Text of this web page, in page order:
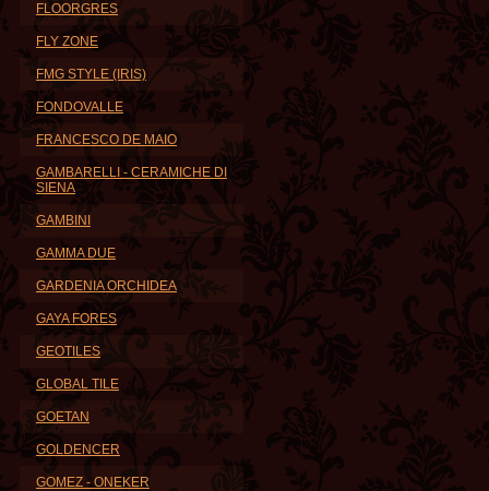
FLOORGRES
FLY ZONE
FMG STYLE (IRIS)
FONDOVALLE
FRANCESCO DE MAIO
GAMBARELLI - CERAMICHE DI
SIENA
GAMBINI
GAMMA DUE
GARDENIA ORCHIDEA
GAYA FORES
GEOTILES
GLOBAL TILE
GOETAN
GOLDENCER
GOMEZ - ONEKER